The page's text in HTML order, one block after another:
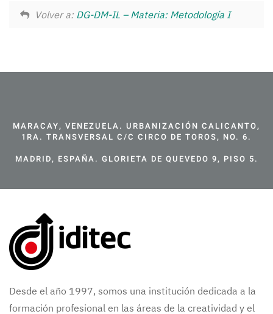
Volver a: DG-DM-IL – Materia: Metodología I
MARACAY, VENEZUELA. URBANIZACIÓN CALICANTO,
1RA. TRANSVERSAL C/C CIRCO DE TOROS, NO. 6.
MADRID, ESPAÑA. GLORIETA DE QUEVEDO 9, PISO 5.
Desde el año 1997, somos una institución dedicada a la
formación profesional en las áreas de la creatividad y el